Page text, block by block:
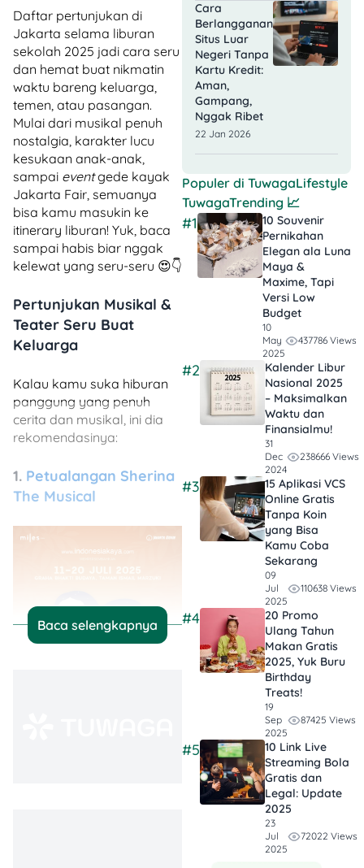
Daftar pertunjukan di
Jakarta selama liburan
sekolah 2025 jadi cara seru
dan hemat buat nikmatin
waktu bareng keluarga,
temen, atau pasangan.
Mulai dari musikal penuh
nostalgia, karakter lucu
kesukaan anak-anak,
sampai eventgede kayak
Jakarta Fair, semuanya
bisa kamu masukin ke
itinerary liburan! Yuk, baca
sampai habis biar nggak
kelewat yang seru-seru 😍👇
Pertunjukan Musikal &
Teater Seru Buat
Keluarga
Kalau kamu suka hiburan
panggung yang penuh
cerita dan musikal, ini dia
rekomendasinya:
1. Petualangan Sherina
The Musical
Baca selengkapnya
Cara
Berlangganan
Situs Luar
Negeri Tanpa
Kartu Kredit:
Aman,
Gampang,
Nggak Ribet
22 Jan 2026
Populer di TuwagaLifestyle
TuwagaTrending 📈
#1
10 Souvenir
Pernikahan
Elegan ala Luna
Maya &
Maxime, Tapi
Versi Low
Budget
10
May
2025
437786 Views
#2
Kalender Libur
Nasional 2025
– Maksimalkan
Waktu dan
Finansialmu!
31
Dec
2024
238666 Views
#3
15 Aplikasi VCS
Online Gratis
Tanpa Koin
yang Bisa
Kamu Coba
Sekarang
09
Jul
2025
110638 Views
#4
20 Promo
Ulang Tahun
Makan Gratis
2025, Yuk Buru
Birthday
Treats!
19
Sep
2025
87425 Views
#5
10 Link Live
Streaming Bola
Gratis dan
Legal: Update
2025
23
Jul
2025
72022 Views